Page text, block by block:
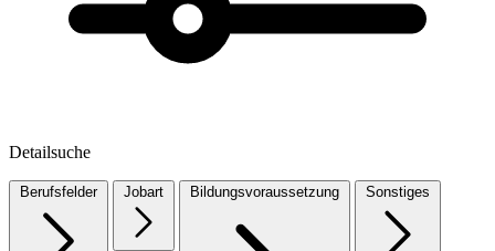
Detailsuche
Berufsfelder Jobart Bildungsvoraussetzung Sonstiges